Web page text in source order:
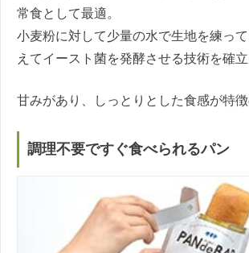
常食として最適。
小麦粉に対して少量の水で生地を練っ
えてイースト菌を発酵させる技術を確立
甘みがあり、しっとりとした食感が特徴
調理不要ですぐ食べられるパン